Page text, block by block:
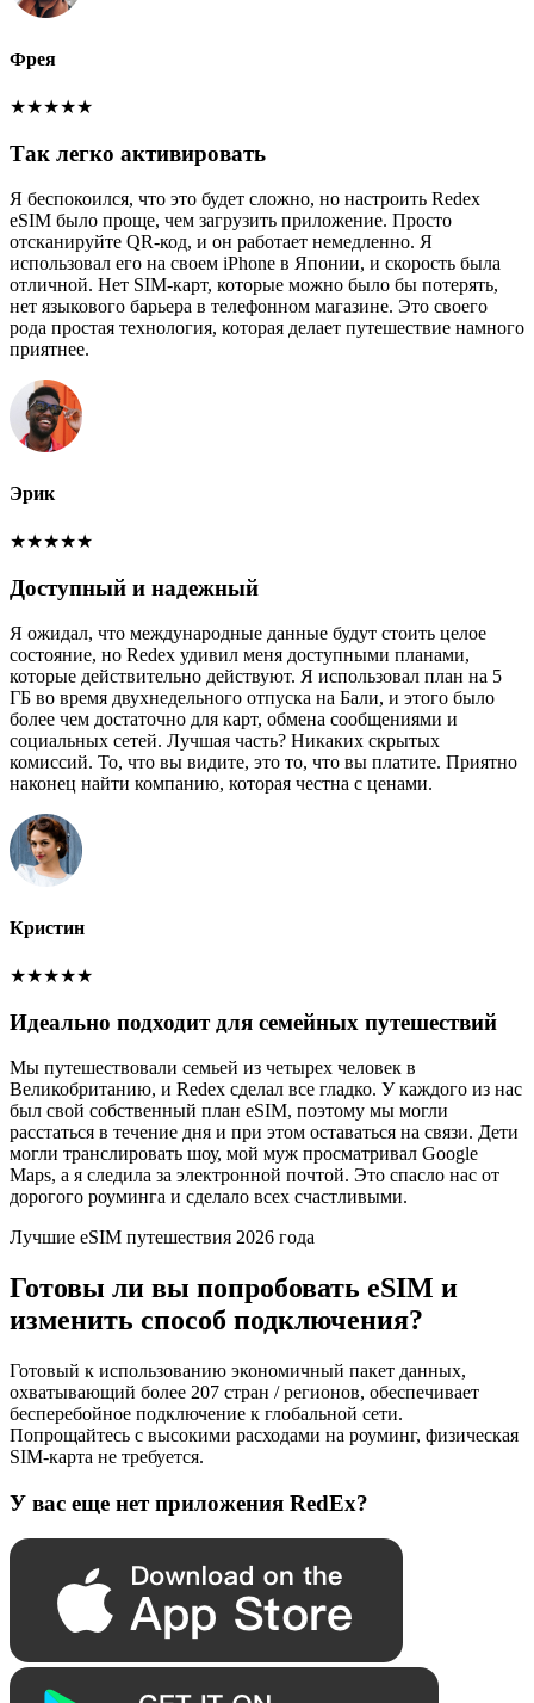
Фрея
★★★★★
Так легко активировать
Я беспокоился, что это будет сложно, но настроить Redex
eSIM было проще, чем загрузить приложение. Просто
отсканируйте QR-код, и он работает немедленно. Я
использовал его на своем iPhone в Японии, и скорость была
отличной. Нет SIM-карт, которые можно было бы потерять,
нет языкового барьера в телефонном магазине. Это своего
рода простая технология, которая делает путешествие намного
приятнее.
Эрик
★★★★★
Доступный и надежный
Я ожидал, что международные данные будут стоить целое
состояние, но Redex удивил меня доступными планами,
которые действительно действуют. Я использовал план на 5
ГБ во время двухнедельного отпуска на Бали, и этого было
более чем достаточно для карт, обмена сообщениями и
социальных сетей. Лучшая часть? Никаких скрытых
комиссий. То, что вы видите, это то, что вы платите. Приятно
наконец найти компанию, которая честна с ценами.
Кристин
★★★★★
Идеально подходит для семейных путешествий
Мы путешествовали семьей из четырех человек в
Великобританию, и Redex сделал все гладко. У каждого из нас
был свой собственный план eSIM, поэтому мы могли
расстаться в течение дня и при этом оставаться на связи. Дети
могли транслировать шоу, мой муж просматривал Google
Maps, а я следила за электронной почтой. Это спасло нас от
дорогого роуминга и сделало всех счастливыми.
Лучшие eSIM путешествия 2026 года
Готовы ли вы попробовать eSIM и
изменить способ подключения?
Готовый к использованию экономичный пакет данных,
охватывающий более 207 стран / регионов, обеспечивает
бесперебойное подключение к глобальной сети.
Попрощайтесь с высокими расходами на роуминг, физическая
SIM-карта не требуется.
У вас еще нет приложения RedEx?